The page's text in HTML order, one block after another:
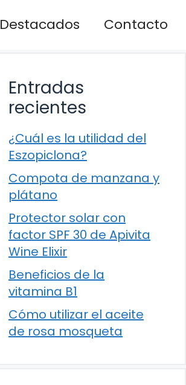
Destacados Contacto
Entradas
recientes
¿Cuál es la utilidad del
Eszopiclona?
Compota de manzana y
plátano
Protector solar con
factor SPF 30 de Apivita
Wine Elixir
Beneficios de la
vitamina B1
Cómo utilizar el aceite
de rosa mosqueta